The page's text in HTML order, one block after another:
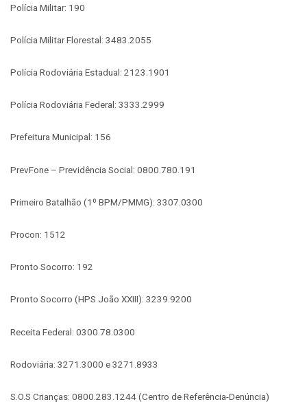
Polícia Militar: 190
Polícia Militar Florestal: 3483.2055
Polícia Rodoviária Estadual: 2123.1901
Polícia Rodoviária Federal: 3333.2999
Prefeitura Municipal: 156
PrevFone – Previdência Social: 0800.780.191
Primeiro Batalhão (1º BPM/PMMG): 3307.0300
Procon: 1512
Pronto Socorro: 192
Pronto Socorro (HPS João XXIII): 3239.9200
Receita Federal: 0300.78.0300
Rodoviária: 3271.3000 e 3271.8933
S.O.S Crianças: 0800.283.1244 (Centro de Referência-Denúncia)